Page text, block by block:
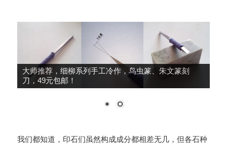
大师推荐，细柳系列手工冷作，鸟虫篆、朱文篆刻
刀，49元包邮！
我们都知道，印石们虽然构成成分都相差无几，但各石种